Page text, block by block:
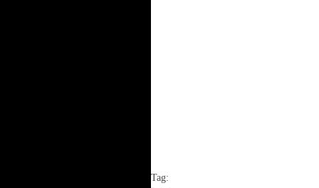
Tag: